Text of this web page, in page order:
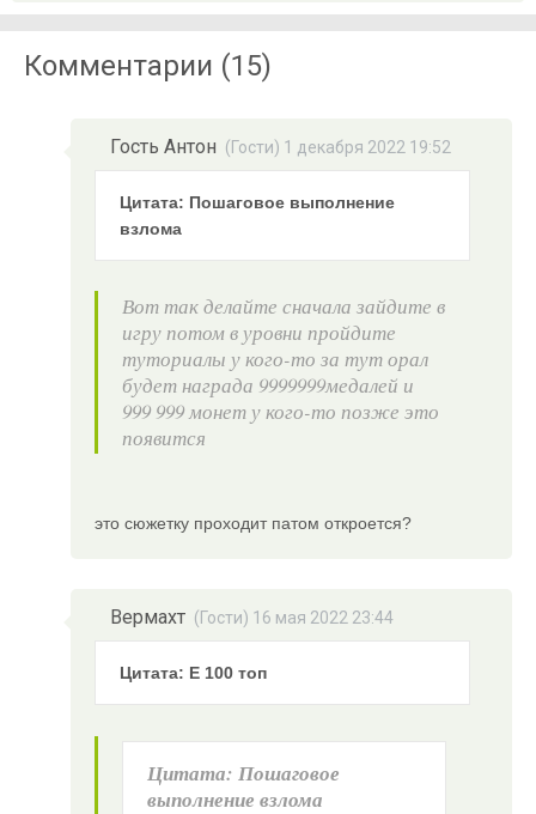
Комментарии (15)
Гость Антон (Гости) 1 декабря 2022 19:52
Цитата: Пошаговое выполнение
взлома
Вот так делайте сначала зайдите в
игру потом в уровни пройдите
туториалы у кого-то за тут орал
будет награда 9999999медалей и
999 999 монет у кого-то позже это
появится
это сюжетку проходит патом откроется?
Вермахт (Гости) 16 мая 2022 23:44
Цитата: E 100 топ
Цитата: Пошаговое
выполнение взлома